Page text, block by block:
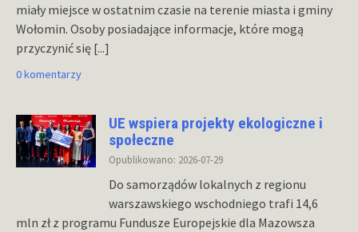
miały miejsce w ostatnim czasie na terenie miasta i gminy
Wołomin. Osoby posiadające informacje, które mogą
przyczynić się [...]
0 komentarzy
UE wspiera projekty ekologiczne i
społeczne
Opublikowano: 2026-07-29
Do samorządów lokalnych z regionu
warszawskiego wschodniego trafi 14,6
mln zł z programu Fundusze Europejskie dla Mazowsza